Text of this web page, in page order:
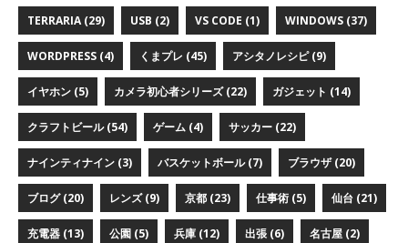
TERRARIA (29) USB (2) VS CODE (1) WINDOWS (37)
WORDPRESS (4) くまプレ (45) アシタノレシピ (9)
イヤホン (5) カメラ初心者シリーズ (22) ガジェット (14)
クラフトビール (54) ゲーム (4) サッカー (22)
ナインティナイン (3) バスケットボール (7) ブラウザ (20)
ブログ (20) レンズ (9) 京都 (23) 仕事術 (5) 仙台 (21)
充電器 (13) 公園 (5) 兵庫 (12) 出張 (6) 名古屋 (2)